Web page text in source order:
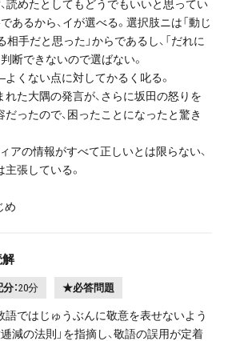
読めたとしてもどうでもいいと思ってい
あるから、イが選べる。選択肢ニは「動じ
相手だと思った」からであるし、「だれに
断できないので選ばない。
くない点に対してかるく叱る。
れた大隅の発言が、さらに坂田の怒りを
ったので、困ったことになったと驚き
アの情報がすべて正しいとは限らない、
張している。
め
解
：20分 ★必答問題
語ではじゅうぶんに敬意を表せないよう
減の法則」を指摘し、敬語の誤用が定着